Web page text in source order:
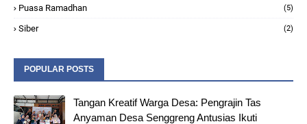
Puasa Ramadhan (5)
Siber (2)
POPULAR POSTS
Tangan Kreatif Warga Desa: Pengrajin Tas
Anyaman Desa Senggreng Antusias Ikuti